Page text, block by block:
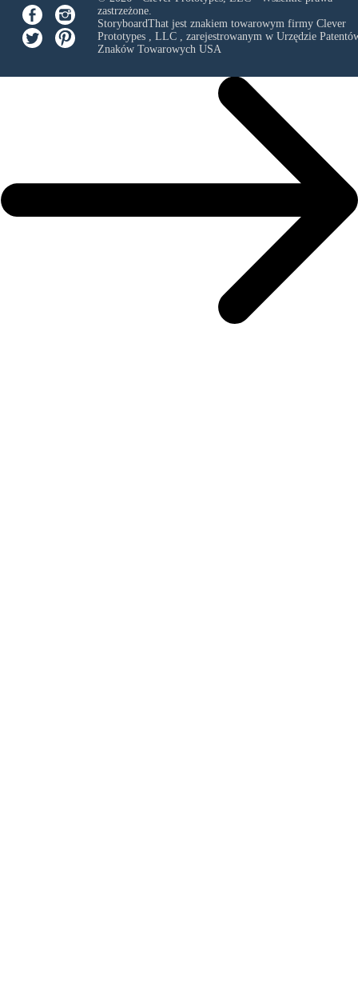
zastrzeżone.
StoryboardThat jest znakiem towarowym firmy Clever
Prototypes , LLC, zarejestrowanym w Urzędzie
Znaków Towarowych USA